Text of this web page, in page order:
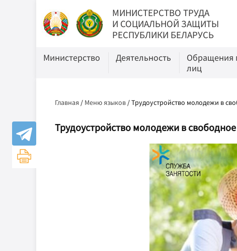
МИНИСТЕРСТВО ТРУДА
И СОЦИАЛЬНОЙ ЗАЩИТЫ
РЕСПУБЛИКИ БЕЛАРУСЬ
Министерство Деятельность
Обращения
лиц
Главная / Меню языков /Трудоустройство молодежи в
Трудоустройство молодежи в